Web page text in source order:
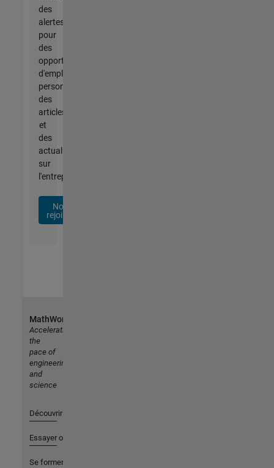
des
alertes
pour
des
opportunités
d'emploi
personnalisées,
des
articles
et
des
actualités
sur
l'entreprise.
Nous
rejoindre
MathWorks
Accelerating
the
pace of
engineering
and
science
Découvrir les produits
Essayer ou acheter
Se former